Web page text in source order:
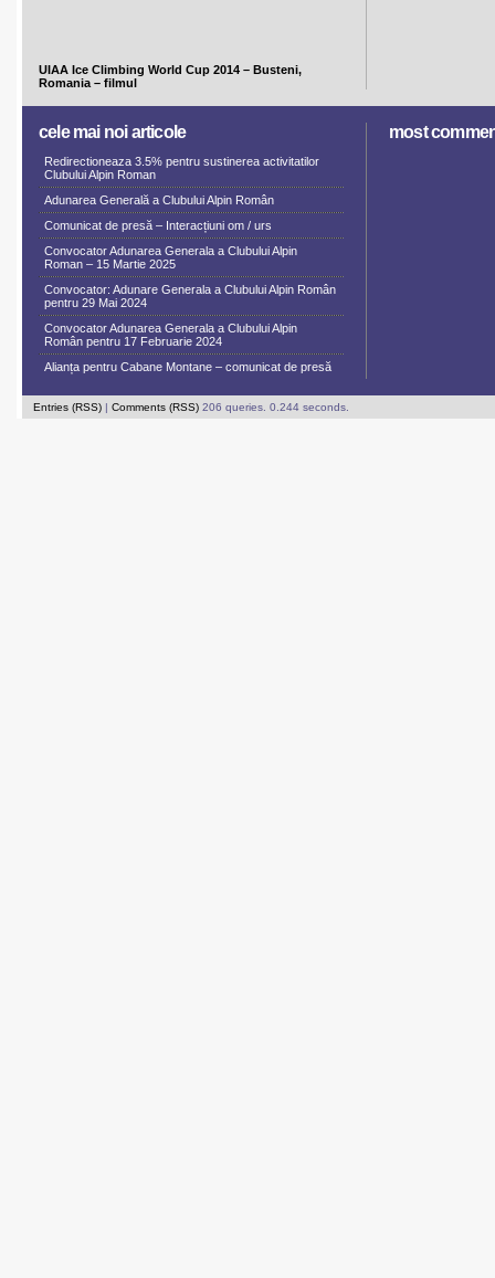
UIAA Ice Climbing World Cup 2014 – Busteni,
Romania – filmul
cele mai noi articole
Redirectioneaza 3.5% pentru sustinerea activitatilor
Clubului Alpin Roman
Adunarea Generală a Clubului Alpin Român
Comunicat de presă – Interacțiuni om / urs
Convocator Adunarea Generala a Clubului Alpin
Roman – 15 Martie 2025
Convocator: Adunare Generala a Clubului Alpin Român
pentru 29 Mai 2024
Convocator Adunarea Generala a Clubului Alpin
Român pentru 17 Februarie 2024
Alianța pentru Cabane Montane – comunicat de presă
most
Entries (RSS) | Comments (RSS) 206 queries. 0.244 seconds.